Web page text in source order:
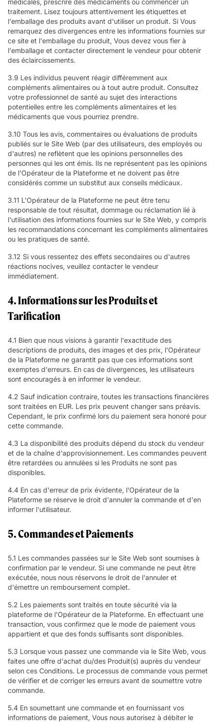
médicales, prescrire des médicaments ou commencer un
traitement. Lisez toujours attentivement les étiquettes et
l'emballage des produits avant d'utiliser un produit. Si Vous
remarquez des divergences entre les informations fournies sur
ce site et l'emballage du produit, Vous devez vous fier à
l'emballage et contacter directement le vendeur pour obtenir
des éclaircissements.
3.9 Les individus peuvent réagir différemment aux
compléments alimentaires ou à tout autre produit. Consultez
votre professionnel de santé au sujet des interactions
potentielles entre les compléments alimentaires et les
médicaments que vous pourriez prendre.
3.10 Tous les avis, commentaires ou évaluations de produits
publiés sur le Site Web (par des utilisateurs, des employés ou
d'autres) ne reflètent que les opinions personnelles des
personnes qui les ont émis. Ils ne représentent pas les opinions
de l'Opérateur de la Plateforme et ne doivent pas être
considérés comme un substitut aux conseils médicaux.
3.11 L'Opérateur de la Plateforme ne peut être tenu
responsable de tout résultat, dommage ou réclamation lié à
l'utilisation des informations fournies sur le Site Web, y compris
les recommandations concernant les compléments alimentaires
ou les pratiques de santé.
3.12 Si vous ressentez des effets secondaires ou d'autres
réactions nocives, veuillez contacter le vendeur
immédiatement.
4. Informations sur les Produits et
Tarification
4.1 Bien que nous visions à garantir l'exactitude des
descriptions de produits, des images et des prix, l'Opérateur
de la Plateforme ne garantit pas que ces informations sont
exemptes d'erreurs. En cas de divergences, les utilisateurs
sont encouragés à en informer le vendeur.
4.2 Sauf indication contraire, toutes les transactions financières
sont traitées en EUR. Les prix peuvent changer sans préavis.
Cependant, le prix confirmé lors du paiement sera honoré pour
cette commande.
4.3 La disponibilité des produits dépend du stock du vendeur
et de la chaîne d'approvisionnement. Les commandes peuvent
être retardées ou annulées si les Produits ne sont pas
disponibles.
4.4 En cas d'erreur de prix évidente, l'Opérateur de la
Plateforme se réserve le droit d'annuler la commande et d'en
informer l'utilisateur.
5. Commandes et Paiements
5.1 Les commandes passées sur le Site Web sont soumises à
confirmation par le vendeur. Si une commande ne peut être
exécutée, nous nous réservons le droit de l'annuler et
d'émettre un remboursement complet.
5.2 Les paiements sont traités en toute sécurité via la
plateforme de l'Opérateur de la Plateforme. En effectuant une
transaction, vous confirmez que le mode de paiement vous
appartient et que des fonds suffisants sont disponibles.
5.3 Lorsque vous passez une commande via le Site Web, vous
faites une offre d'achat du/des Produit(s) auprès du vendeur
selon ces Conditions. Le processus de commande vous permet
de vérifier et de corriger les erreurs avant de soumettre votre
commande.
5.4 En soumettant une commande et en fournissant vos
informations de paiement, Vous nous autorisez à débiter le